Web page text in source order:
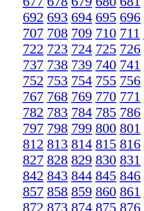
692 693 694 695 696
707 708 709 710 711
722 723 724 725 726
737 738 739 740 741
752 753 754 755 756
767 768 769 770 771
782 783 784 785 786
797 798 799 800 801
812 813 814 815 816
827 828 829 830 831
842 843 844 845 846
857 858 859 860 861
872 873 874 875 876